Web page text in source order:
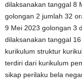
dilaksanakan tanggal 8
golongan 2 jumlah 32
9 Mei 2023 golongan 3
dilaksanakan tanggal
kurikulum struktur
terdiri dari kurikulum
sikap perilaku bela